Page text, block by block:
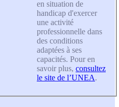
en situation de
handicap d'exercer
une activité
professionnelle dans
des conditions
adaptées à ses
capacités. Pour en
savoir plus, consultez
le site de l’UNEA.